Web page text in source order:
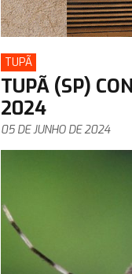
TUPÃ
TUPÃ (SP)
2024
05 DE JUNHO DE 2024